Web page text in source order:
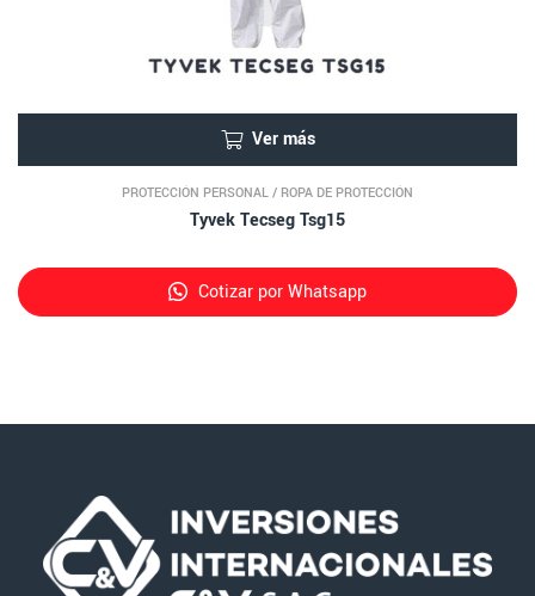
Ver más
PROTECCIÓN PERSONAL / ROPA DE PROTECCIÓN
Tyvek Tecseg Tsg15
Cotizar por Whatsapp